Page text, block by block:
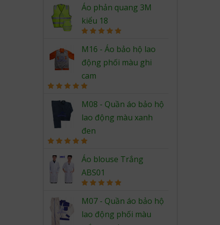
out of 5
Áo phản quang 3M
kiểu 18
out of 5
M16 - Áo bảo hộ lao
động phối màu ghi
cam
out of 5
M08 - Quần áo bảo hộ
lao động màu xanh
đen
out of 5
Áo blouse Trắng
ABS01
out of 5
M07 - Quần áo bảo hộ
lao động phối màu